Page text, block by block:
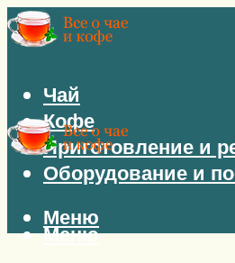
Чай
Кофе
Приготовление и
Оборудование и
Меню
Меню